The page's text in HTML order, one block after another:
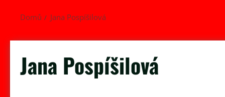
Domů Jana Pospíšilová
Jana Pospíšilová